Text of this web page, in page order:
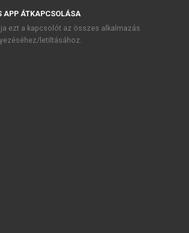
APP ÁTKAPCSOLÁSA
ezt a kapcsolót az összes alkalmazás
letiltásához.